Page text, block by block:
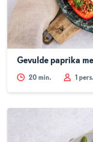
Gevulde paprika
20 min. 1 pers.